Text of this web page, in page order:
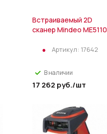
Встраиваемый 2D
сканер Mindeo ME5110
Артикул: 17642
В наличии
17 262 руб./шт